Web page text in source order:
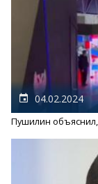
04.02.2024
Пушилин